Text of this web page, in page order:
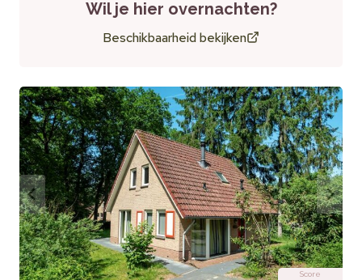
bungalow en de privacy rondom het verblijf. De combinatie
van natuur en moderne voorzieningen maakt dit een populair
Praktische informatie
Huisdieren:Niet toegestaan
Toegankelijkheid:Gelijkvloerse indeling, ideaal voor
gezinnen en ouderen
Extra’s:Gratis WiFi, rookvrij, kindvriendelijke
voorzieningen (kinderstoel en kinderbedje)
Wil je hier overnachten?
Beschikbaarheid bekijken
Score